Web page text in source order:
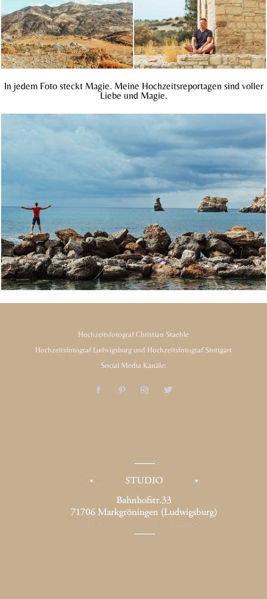
In jedem Foto steckt Magie. Meine Hochzeitsreportagen sind voller
Liebe und Magie.
Hochzeitsfotograf Christian Staehle
Hochzeitsfotograf Ludwigsburg und Hochzeitsfotograf Stuttgart
Social Media Kanäle: